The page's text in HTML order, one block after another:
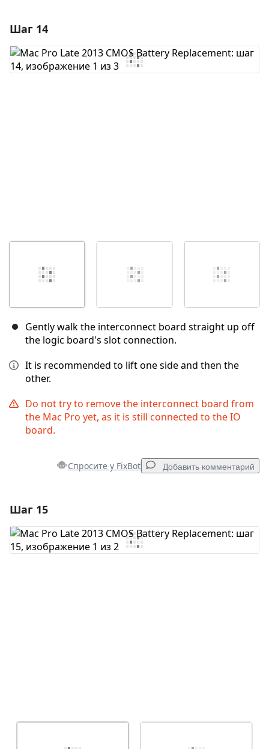
Добавить комментарий
Шаг 14
Gently walk the interconnect board straight up off
the logic board's slot connection.
It is recommended to lift one side and then the
other.
Do not try to remove the interconnect board from
the Mac Pro yet, as it is still connected to the IO
board.
Спросите у FixBot Добавить комментарий
Добавить комментарий
Шаг 15